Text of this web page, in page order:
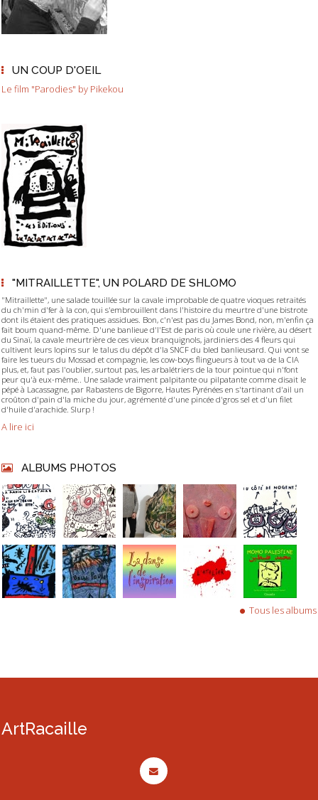
UN COUP D'OEIL
Le film "Parodies" by Pikekou
"MITRAILLETTE", UN POLARD DE SHLOMO
"Mitraillette", une salade touillée sur la cavale improbable de quatre vioques retraités
du ch'min d'fer à la con, qui s'embrouillent dans l'histoire du meurtre d'une bistrote
dont ils étaient des pratiques assidues. Bon, c'n'est pas du James Bond, non, m'enfin ça
fait boum quand-même. D'une banlieue d'l'Est de paris où coule une rivière, au désert
du Sinaï, la cavale meurtrière de ces vieux branquignols, jardiniers des 4 fleurs qui
cultivent leurs lopins sur le talus du dépôt d'la SNCF du bled banlieusard. Qui vont se
faire les tueurs du Mossad et compagnie, les cow-boys flingueurs à tout va de la CIA
plus, et, faut pas l'oublier, surtout pas, les arbalétriers de la tour pointue qui n'font
peur qu'à eux-même.. Une salade vraiment palpitante ou pilpatante comme disait le
pépé à Lacassagne, par Rabastens de Bigorre, Hautes Pyrénées en s'tartinant d'ail un
croûton d'pain d'la miche du jour, agrémenté d'une pincée d'gros sel et d'un filet
d'huile d'arachide. Slurp !
A lire ici
ALBUMS PHOTOS
Tous les albums
ArtRacaille